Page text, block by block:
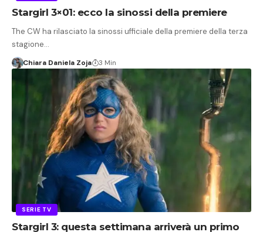
Stargirl 3×01: ecco la sinossi della premiere
The CW ha rilasciato la sinossi ufficiale della premiere della terza
stagione…
Chiara Daniela Zoja 3 Min
SERIE TV
Stargirl 3: questa settimana arriverà un primo